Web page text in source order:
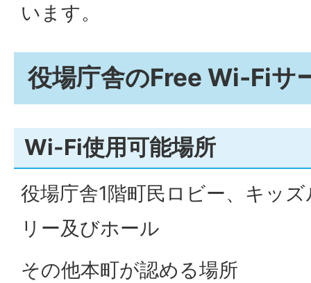
います。
役場庁舎のFree Wi-Fiサ
Wi-Fi使用可能場所
役場庁舎1階町民ロビー、キッ
リー及びホール
その他本町が認める場所